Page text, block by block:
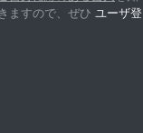
ますので、ぜひ ユーザ登